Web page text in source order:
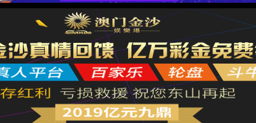
返回首页
XML 地图